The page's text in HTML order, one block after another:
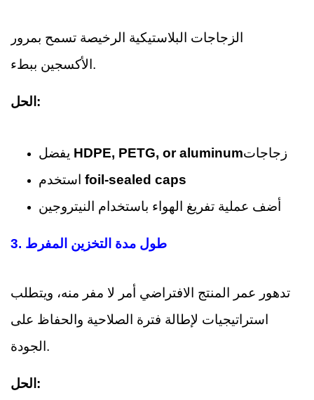
الزجاجات البلاستيكية الرخيصة تسمح بمرور
الأكسجين ببطء.
الحل:
HDPE, PETG, or aluminumزجاجات
foil-sealed caps
أضف عملية تفريغ الهواء باستخدام النيتروجين
3. طول مدة التخزين المفرط
تدهور عمر المنتج الافتراضي أمر لا مفر منه، ويتطلب
استراتيجيات لإطالة فترة الصلاحية والحفاظ على
الجودة.
الحل: